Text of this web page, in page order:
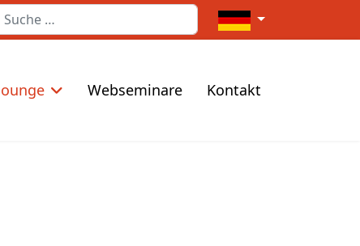
Sprache auswählen
Webseminare Kontakt